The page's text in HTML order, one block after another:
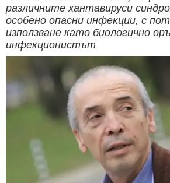
различните хантавируси
особено опасни инфекции, с
използване като биологично
инфекционистът